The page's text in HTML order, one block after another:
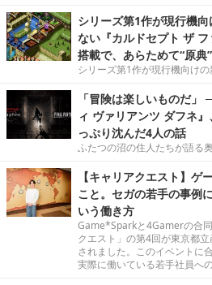
シリーズ第1作が現行機
ない『カルドセプト ザ
搭載で、あらためて“原典
シリーズ第1作が現行機向けの
「冒険は楽しいものだ」
ィ ヴァリアンツ ダフネ
っぷり沈んだ4人の話
ふたつの沼の住人たちが語る奥
【キャリアクエスト】ゲ
こと。セガの若手の事例
いう働き方
Game*Sparkと4Gamerの合
クエスト」の第4回が東京都
されました。このイベントに
実際に働いている若手社員へ